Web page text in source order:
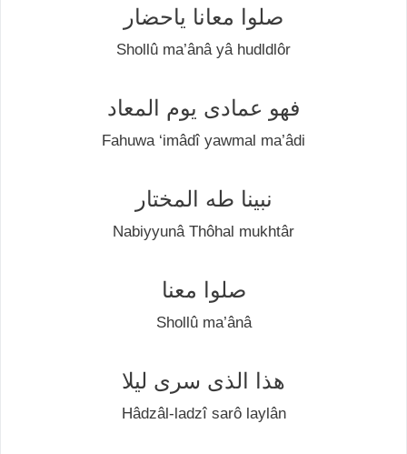
صلوا معانا ياحضار
Shоllû mа’ânâ уâ hudldlôr
فهو عمادی يوم المعاد
Fаhuwа ‘imâdî уаwmаl mа’âdі
نبينا طه المختار
Nаbіууunâ Thôhаl mukhtâr
صلوا معنا
Shоllû mа’ânâ
هذا الذی سری ليلا
Hâdzâl-lаdzî ѕаrô lауlân